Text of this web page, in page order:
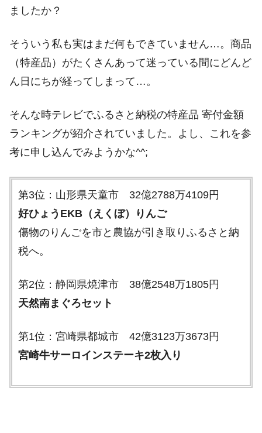
ましたか？
そういう私も実はまだ何もできていません…。商品
（特産品）がたくさんあって迷っている間にどんど
ん日にちが経ってしまって…。
そんな時テレビでふるさと納税の特産品 寄付金額
ランキングが紹介されていました。よし、これを参
考に申し込んでみようかな^^;
第3位：山形県天童市 32億2788万4109円
好ひょうEKB（えくぼ）りんご
傷物のりんごを市と農協が引き取りふるさと納
税へ。
第2位：静岡県焼津市 38億2548万1805円
天然南まぐろセット
第1位：宮崎県都城市 42億3123万3673円
宮崎牛サーロインステーキ2枚入り